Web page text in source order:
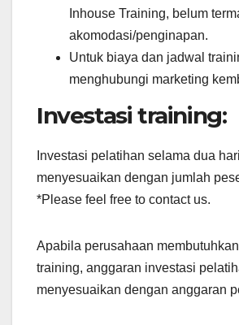
Inhouse Training, belum
akomodasi/penginapan.
Untuk biaya dan jadwal
menghubungi marketing
Investasi training:
Investasi pelatihan selama dua
menyesuaikan dengan jumlah
*Please feel free to contact us.
Apabila perusahaan
training, anggaran investasi
menyesuaikan dengan anggaran